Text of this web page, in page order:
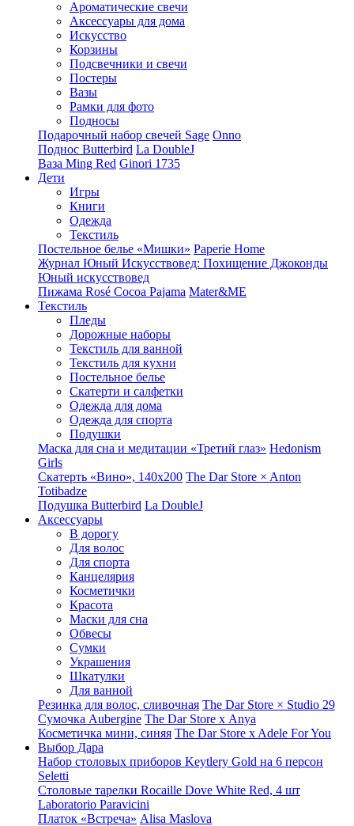
Ароматические свечи
Аксессуары для дома
Искусство
Корзины
Подсвечники и свечи
Постеры
Вазы
Рамки для фото
Подносы
Подарочный набор свечей Sage Onno
Поднос Butterbird La DoubleJ
Ваза Ming Red Ginori 1735
Дети
Игры
Книги
Одежда
Текстиль
Постельное белье «Мишки» Paperie Home
Журнал Юный Искусствовед: Похищение Джоконды
Юный искусствовед
Пижама Rosé Cocoa Pajama Mater&ME
Текстиль
Пледы
Дорожные наборы
Текстиль для ванной
Текстиль для кухни
Постельное белье
Скатерти и салфетки
Одежда для дома
Одежда для спорта
Подушки
Маска для сна и медитации «Третий глаз» Hedonism
Girls
Скатерть «Вино», 140х200 The Dar Store × Anton
Totibadze
Подушка Butterbird La DoubleJ
Аксессуары
В дорогу
Для волос
Для спорта
Канцелярия
Косметички
Красота
Маски для сна
Обвесы
Сумки
Украшения
Шкатулки
Для ванной
Резинка для волос, сливочная The Dar Store × Studio 29
Сумочка Aubergine The Dar Store x Anya
Косметичка мини, синяя The Dar Store x Adele For You
Выбор Дара
Набор столовых приборов Keytlery Gold на 6 персон
Seletti
Столовые тарелки Rocaille Dove White Red, 4 шт
Laboratorio Paravicini
Платок «Встреча» Alisa Maslova